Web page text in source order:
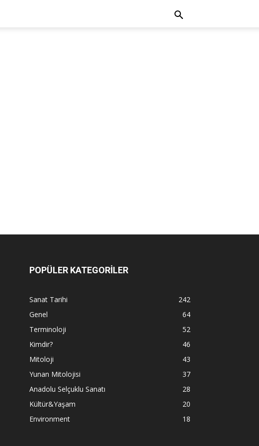
POPÜLER KATEGORİLER
Sanat Tarihi
242
Genel
64
Terminoloji
52
Kimdir?
46
Mitoloji
43
Yunan Mitolojisi
37
Anadolu Selçuklu Sanatı
28
Kültür&Yaşam
20
Environment
18